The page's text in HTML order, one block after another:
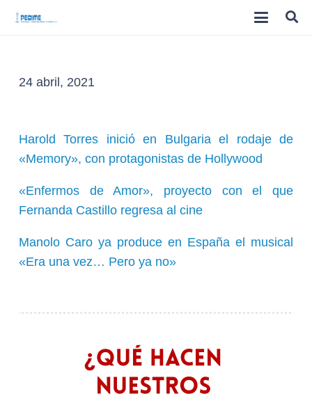
24 abril, 2021
Harold Torres inició en Bulgaria el rodaje de
«Memory», con protagonistas de Hollywood
«Enfermos de Amor», proyecto con el que
Fernanda Castillo regresa al cine
Manolo Caro ya produce en España el musical
«Era una vez… Pero ya no»